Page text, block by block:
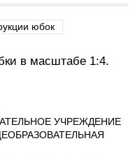
в масштабе 1:4.
УЧРЕЖДЕНИЕ